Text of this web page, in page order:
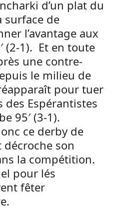
d’un plat du
surface de
l’avantage aux
(2-1). Et en toute
une contre-
le milieu de
pour tuer
des Espérantistes
95′ (3-1).
ce derby de
décroche son
la compétition.
pour lés
fêter